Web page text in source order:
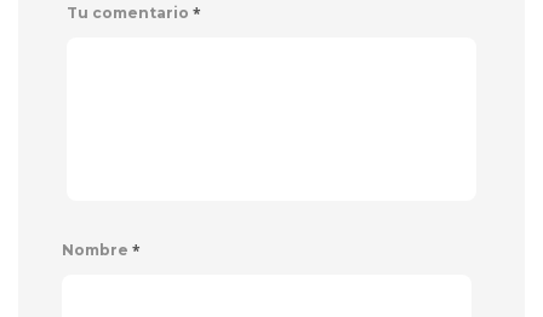
Tu comentario *
Nombre *